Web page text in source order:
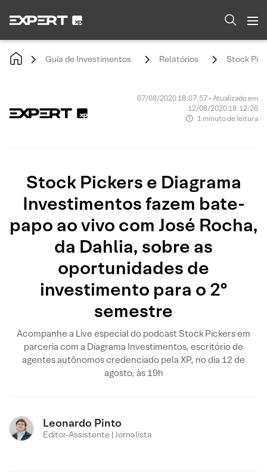
Guia de Investimentos Relatórios Stock
07/08/2020 18:07:57 • Atualizado em
12/08/2020 18:12:26
1 minuto de leitura
Stock Pickers e Diagrama
Investimentos fazem bate-
papo ao vivo com José Rocha,
da Dahlia, sobre as
oportunidades de
investimento para o 2º
semestre
Acompanhe a Live especial do podcast Stock Pickers em
parceria com a Diagrama Investimentos, escritório de
agentes autônomos credenciado pela XP, no dia 12 de
agosto, às 19h
Leonardo Pinto
Editor-Assistente | Jornalista